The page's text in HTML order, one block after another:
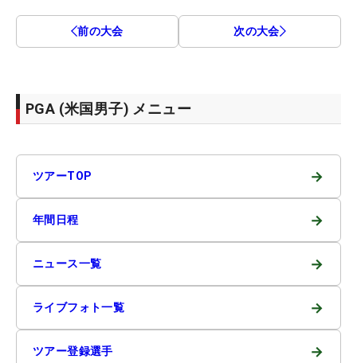
前の大会 次の大会
PGA (米国男子) メニュー
ツアーTOP →
年間日程 →
ニュース一覧 →
ライブフォト一覧 →
ツアー登録選手 →